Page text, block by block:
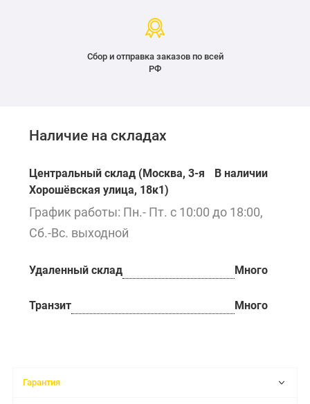
Сбор и отправка заказов по всей
РФ
Наличие на складах
Центральный склад (Москва, 3-я
Хорошёвская улица, 18к1)
В наличии
График работы: Пн.- Пт. с 10:00 до 18:00,
Сб.-Вс. выходной
Удаленный склад Много
Транзит Много
Гарантия